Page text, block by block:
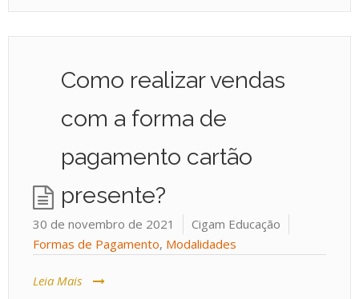
Como realizar vendas
com a forma de
pagamento cartão
presente?
30 de novembro de 2021
Cigam Educação
Formas de Pagamento, Modalidades
Leia Mais